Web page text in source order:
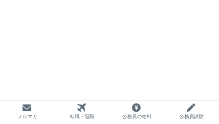
メルマガ 転職・退職 公務員の給料 公務員試験